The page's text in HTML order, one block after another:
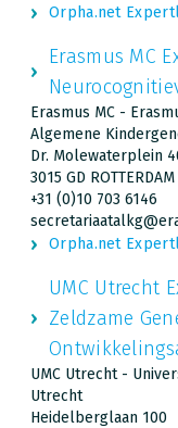
Orpha.net
Erasmus MC
Erasmus MC -
Algemene
Dr. Molewaterplein
3015 GD ROTTERDAM
+31 (0)10 703 6146
Orpha.net
UMC Utrecht
Zeldzame
UMC Utrecht -
Utrecht
Heidelberglaan 100